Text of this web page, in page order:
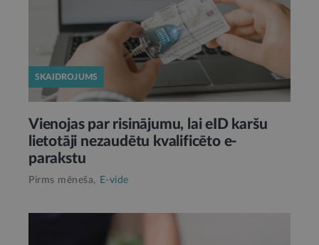
SKAIDROJUMS
Vienojas par risinājumu, lai eID karšu
lietotāji nezaudētu kvalificēto e-
parakstu
Pirms mēneša, E-vide